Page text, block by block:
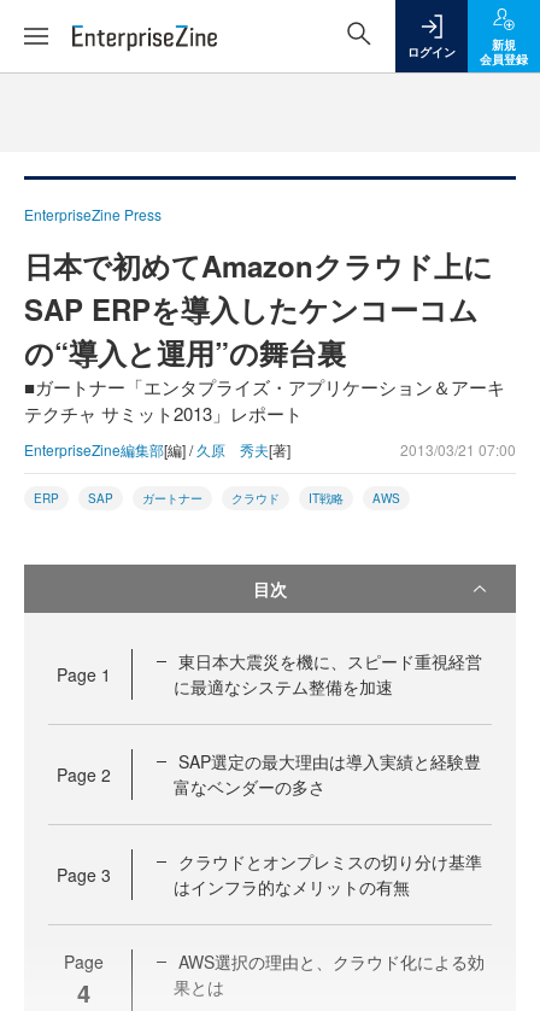
ログイン
新規
会員登録
EnterpriseZine Press
日本で初めてAmazonクラウド上に
SAP ERPを導入したケンコーコム
の“導入と運用”の舞台裏
■ガートナー「エンタプライズ・アプリケーション＆アーキ
テクチャ サミット2013」レポート
EnterpriseZine編集部[編] /久原 秀夫[著] 2013/03/21 07:00
ERP SAP ガートナー クラウド IT戦略 AWS
目次
Page 1
東日本大震災を機に、スピード重視経営
に最適なシステム整備を加速
Page 2
SAP選定の最大理由は導入実績と経験豊
富なベンダーの多さ
Page 3
クラウドとオンプレミスの切り分け基準
はインフラ的なメリットの有無
Page
4
AWS選択の理由と、クラウド化による効
果とは